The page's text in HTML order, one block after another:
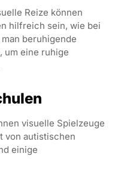
Reize können
hilfreich sein, wie bei
beruhigende
um eine ruhige
visuelle Spielzeuge
von autistischen
einige